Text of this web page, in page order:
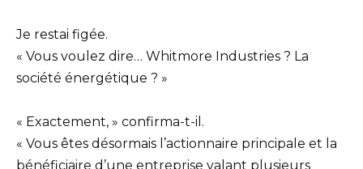
Je restai figée.
« Vous voulez dire… Whitmore Industries ? La
société énergétique ? »
« Exactement, » confirma-t-il.
« Vous êtes désormais l’actionnaire principale et la
bénéficiaire d’une entreprise valant plusieurs